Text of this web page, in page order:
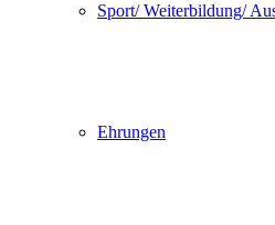
Sport/ Weiterbildung/
Ehrungen